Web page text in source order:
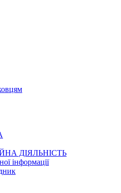
ДІЯЛЬНІСТЬ
інформації